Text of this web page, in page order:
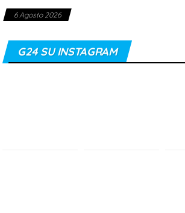
6 Agosto 2026
G24 SU INSTAGRAM